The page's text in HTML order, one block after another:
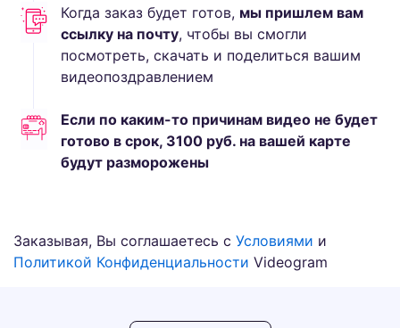
Когда заказ будет готов, мы пришлем вам
ссылку на почту, чтобы вы смогли
посмотреть, скачать и поделиться вашим
видеопоздравлением
Если по каким-то причинам видео не будет
готово в срок, 3100 руб. на вашей карте
будут разморожены
Заказывая, Вы соглашаетесь с Условиями и
Политикой Конфиденциальности Videogram